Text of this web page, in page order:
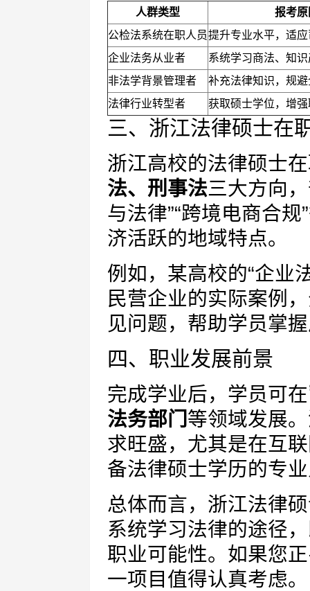
人群类型
报考原
公检法系统在职人员提升专业水平，适
企业法务从业者
系统学习商法、知
非法学背景管理者
补充法律知识，规
法律行业转型者
获取硕士学位，增
三、浙江法律硕士在
浙江高校的法律硕士
法、刑事法三大方向
与法律”“跨境电商合
济活跃的地域特点。
例如，某高校的“企业
民营企业的实际案例
见问题，帮助学员掌
四、职业发展前景
完成学业后，学员可在
法务部门等领域发展
求旺盛，尤其是在互
备法律硕士学历的专
总体而言，浙江法律
系统学习法律的途径
职业可能性。如果您
一项目值得认真考虑。